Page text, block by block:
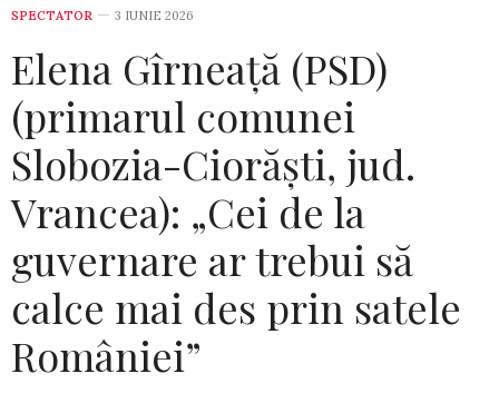
SPECTATOR 3 IUNIE 2026
Elena Gîrneață (PSD)
(primarul comunei
Slobozia-Ciorăști, jud.
Vrancea): „Cei de la
guvernare ar trebui să
calce mai des prin satele
României”